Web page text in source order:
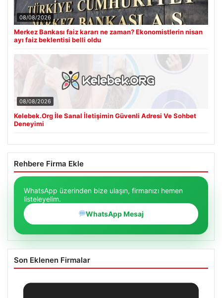
08/08/2026
Merkez Bankası faiz kararı ne zaman? Ekonomistlerin nisan
ayı faiz beklentisi belli oldu
08/08/2026
Kelebek.Org İle Sanal İletişimin Güvenli Adresi Ve Sohbet
Deneyimi
Rehbere Firma Ekle
WhatsApp üzerinden bize ulaşın, firmanızı hemen
listeleyelim.
WhatsApp Mesaj
Son Eklenen Firmalar